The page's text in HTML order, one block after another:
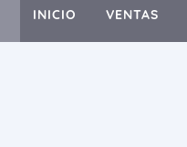
INICIO VENTAS